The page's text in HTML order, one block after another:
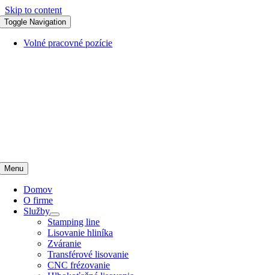
Skip to content
Toggle Navigation
Volné pracovné pozície
Menu
Domov
O firme
Služby
Stamping line
Lisovanie hliníka
Zváranie
Transférové lisovanie
CNC frézovanie